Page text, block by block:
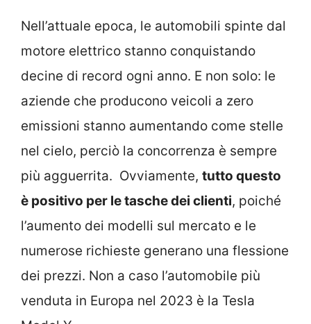
Nell’attuale epoca, le automobili spinte dal
motore elettrico stanno conquistando
decine di record ogni anno. E non solo: le
aziende che producono veicoli a zero
emissioni stanno aumentando come stelle
nel cielo, perciò la concorrenza è sempre
più agguerrita. Ovviamente, tutto questo
è positivo per le tasche dei clienti, poiché
l’aumento dei modelli sul mercato e le
numerose richieste generano una flessione
dei prezzi. Non a caso l’automobile più
venduta in Europa nel 2023 è la Tesla